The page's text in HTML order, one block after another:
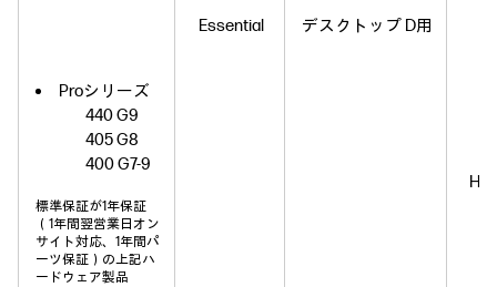
Proシリーズ
440 G9
405 G8
400 G7-9
標準保証が1年保証
（1年間翌営業日オン
サイト対応、1年間パ
ーツ保証）の上記ハ
ードウェア製品
Essential デスクトップ D用